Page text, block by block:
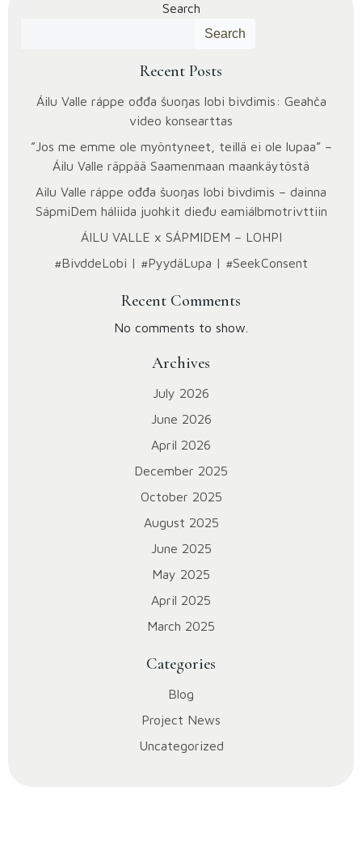
Search
Search
Recent Posts
Áilu Valle ráppe ođđa šuoŋas lobi bivdimis: Geahča
video konsearttas
”Jos me emme ole myöntyneet, teillä ei ole lupaa” –
Áilu Valle räppää Saamenmaan maankäytöstä
Ailu Valle ráppe ođđa šuoŋas lobi bivdimis – dainna
SápmiDem háliida juohkit dieđu eami­álbmotrivttiin
ÁILU VALLE x SÁPMIDEM – LOHPI
#BivddeLobi | #PyydäLupa | #SeekConsent
Recent Comments
No comments to show.
Archives
July 2026
June 2026
April 2026
December 2025
October 2025
August 2025
June 2025
May 2025
April 2025
March 2025
Categories
Blog
Project News
Uncategorized